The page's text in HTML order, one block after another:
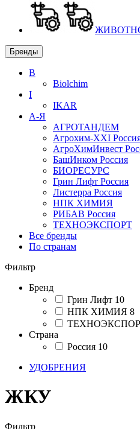
Бренды
B
Biolchim
I
IKAR
А-Я
АГРОТАНДЕМ
Агрохим-XXI
АгроХимИнвест
БашИнком Россия
БИОРЕСУРС
Грин Лифт Россия
Листерра Россия
НПК ХИМИЯ
РИБАВ Россия
ТЕХНОЭКСПОРТ
Все бренды
По странам
Фильтр
Бренд
Грин Лифт 10
НПК ХИМИЯ 8
Страна
Россия 10
УДОБРЕНИЯ
ЖКУ
Фильтр